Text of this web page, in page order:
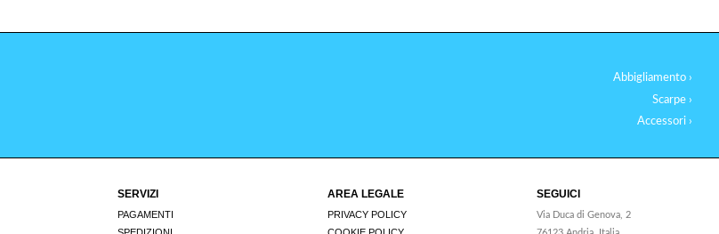
Abbigliamento ›
Scarpe ›
Accessori ›
SERVIZI
PAGAMENTI
AREA LEGALE
PRIVACY POLICY
SEGUICI
Via Duca di Genova, 2